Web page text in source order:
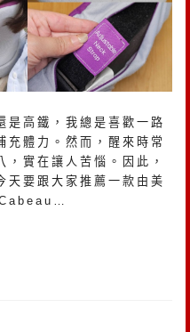
是高鐵，我總是喜歡一路
充體力。然而，醒來時常
實在讓人苦惱。因此，
天要跟大家推薦一款由美